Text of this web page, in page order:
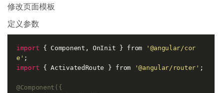
修改页面模板
定义参数
import { Component, OnInit } from
'@angular/cor
e'
import { ActivatedRoute } from '@angular/router' ;
@Component({